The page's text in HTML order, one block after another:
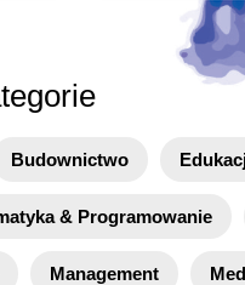
Budownictwo
& Programowanie
Management